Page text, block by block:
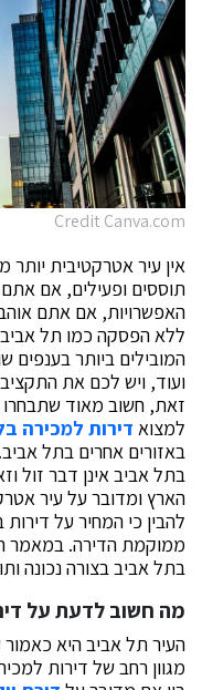
Credit Canva.com
אין עיר אטרקטיבית
תוססים ופעילים, אם
האפשרויות, אם אתם
ללא הפסקה כמו תל
המובילים ביותר בענפים
ועוד, ויש לכם את
זאת, חשוב מאוד שתבחרו
למצוא דירות למכירה
באזורים אחרים בתל
בתל אביב אינן דבר זול
הארץ ומדובר על עיר
להבין כי המחיר על
ממוקמת הדירה. במאמר
בתל אביב בצורה נכונה
מה חשוב לדעת על
העיר תל אביב היא
מגוון רחב של דירות